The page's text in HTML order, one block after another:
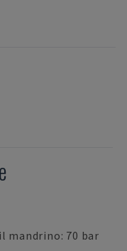
mandrino: 70 bar